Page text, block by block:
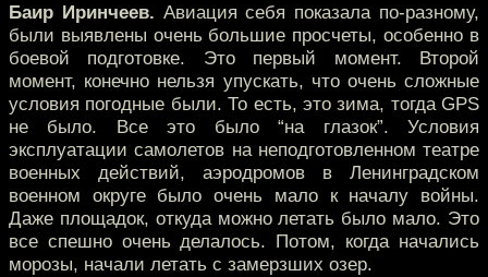
Баир Иринчеев. Авиация себя показала по-разному,
были выявлены очень большие просчеты, особенно в
боевой подготовке. Это первый момент. Второй
момент, конечно нельзя упускать, что очень сложные
условия погодные были. То есть, это зима, тогда GPS
не было. Все это было “на глазок”. Условия
эксплуатации самолетов на неподготовленном театре
военных действий, аэродромов в Ленинградском
военном округе было очень мало к началу войны.
Даже площадок, откуда можно летать было мало. Это
все спешно очень делалось. Потом, когда начались
морозы, начали летать с замерзших озер.